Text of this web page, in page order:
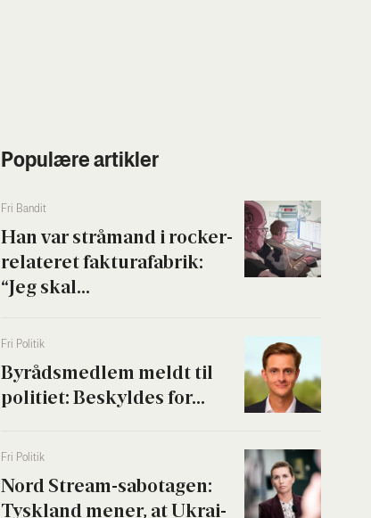
Populære artikler
Fri Ban­dit
Han var strå­mand i rock­er­
re­la­te­ret fak­tura­fa­brik:
“Jeg skal...
Fri Poli­tik
Byrå­ds­med­lem meldt til
poli­ti­et: Beskyl­des for...
Fri Poli­tik
Nord Stream-sabo­ta­gen:
Tys­kland mener, at Ukrai­